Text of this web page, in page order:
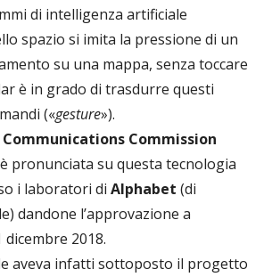
di intelligenza artificiale
spazio si imita la pressione di un
su una mappa, senza toccare
è in grado di trasdurre questi
(«gesture»).
Communications Commission
pronunciata su questa tecnologia
i laboratori di Alphabet (di
dandone l’approvazione a
2018.
aveva infatti sottoposto il progetto